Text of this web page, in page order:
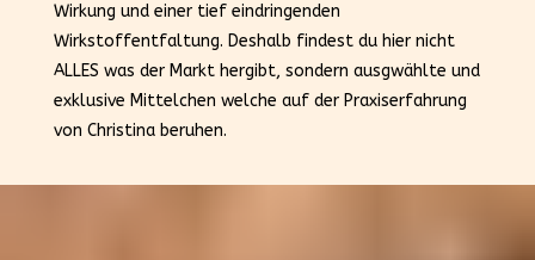
Wirkung und einer tief eindringenden
Wirkstoffentfaltung. Deshalb findest du hier nicht
ALLES was der Markt hergibt, sondern ausgwählte und
exklusive Mittelchen welche auf der Praxiserfahrung
von Christina beruhen.